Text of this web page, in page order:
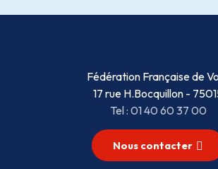
Fédération Française de
17 rue H.Bocquillon -
Tel : 01 40 60 37 00
Nous contacter